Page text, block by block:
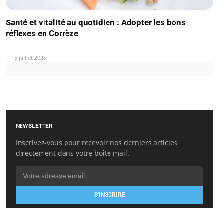
Santé et vitalité au quotidien : Adopter les bons
réflexes en Corrèze
15 juillet 2026
NEWSLETTER
Inscrivez-vous pour recevoir nos derniers articles
directement dans votre boîte mail.
S'INSCRIRE